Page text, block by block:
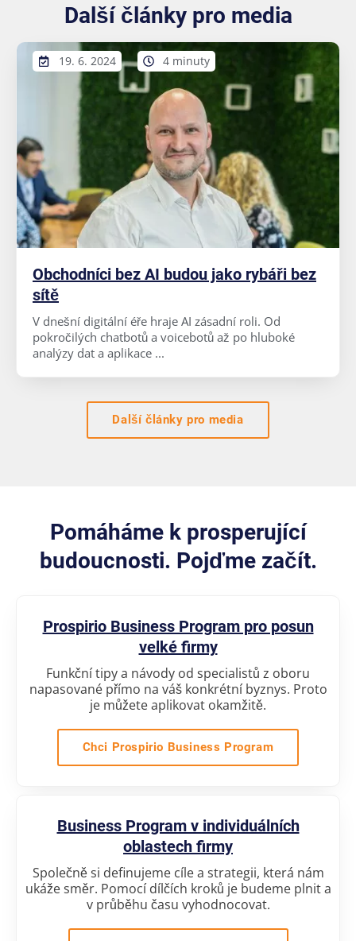
Další články pro media
19. 6. 2024 4 minuty
Obchodníci bez AI budou jako rybáři bez
sítě
V dnešní digitální éře hraje AI zásadní roli. Od
pokročilých chatbotů a voicebotů až po hluboké
analýzy dat a aplikace ...
Další články pro media
Pomáháme k prosperující
budoucnosti. Pojďme začít.
Prospirio Business Program pro posun
velké firmy
Funkční tipy a návody od specialistů z oboru
napasované přímo na váš konkrétní byznys. Proto
je můžete aplikovat okamžitě.
Chci Prospirio Business Program
Business Program v individuálních
oblastech firmy
Společně si definujeme cíle a strategii, která nám
ukáže směr. Pomocí dílčích kroků je budeme plnit a
v průběhu času vyhodnocovat.